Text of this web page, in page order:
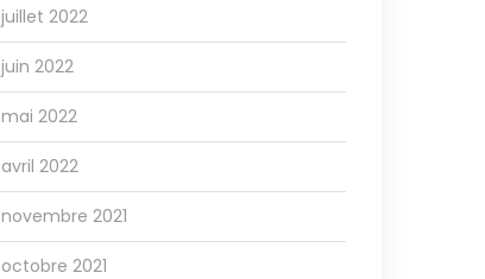
juillet 2022
juin 2022
mai 2022
avril 2022
novembre 2021
octobre 2021